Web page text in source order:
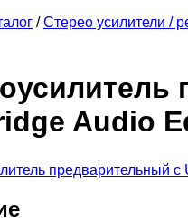
/Стерео усилители /
Audio